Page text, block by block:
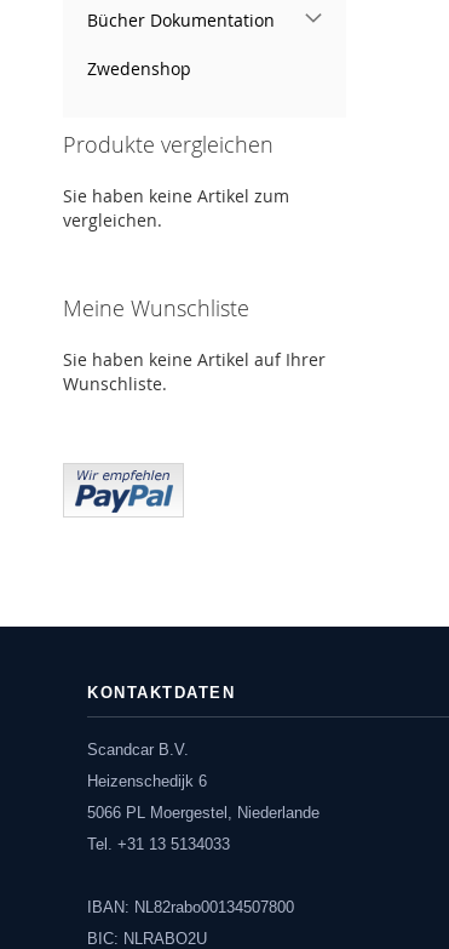
Bücher Dokumentation
Zwedenshop
Produkte vergleichen
Sie haben keine Artikel zum
vergleichen.
Meine Wunschliste
Sie haben keine Artikel auf Ihrer
Wunschliste.
KONTAKTDATEN
Scandcar B.V.
Heizenschedijk 6
5066 PL Moergestel, Niederlande
Tel. +31 13 5134033
IBAN: NL82rabo00134507800
BIC: NLRABO2U